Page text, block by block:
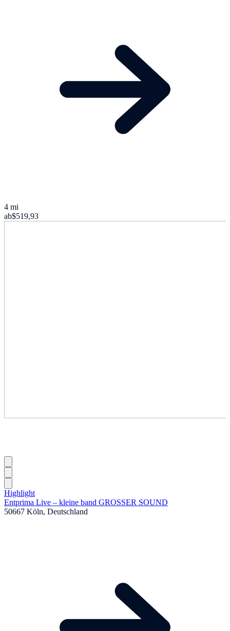
4 mi
ab$519,93
Highlight
Entprima Live – kleine band GROSSER SOUND
50667 Köln, Deutschland